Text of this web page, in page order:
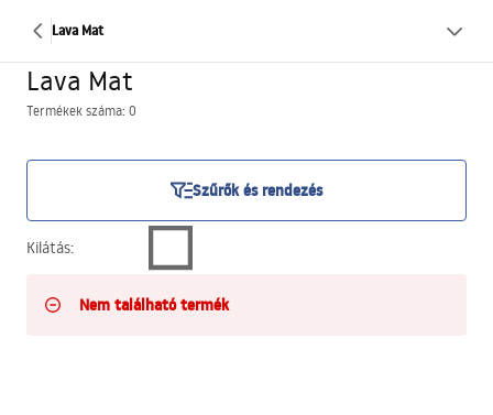
Lava Mat
Lava Mat
Termékek száma: 0
Szűrők és rendezés
Kilátás:
Nem található termék